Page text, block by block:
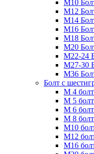
М10
М12
М14
М16
М18
М20
М22-24
М27-30
М36
Болт с
М 4
М 5
М 6
М 8
М10
М12
М16